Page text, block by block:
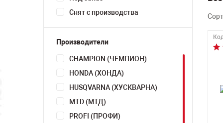
Снят с производства
Производители
CHAMPION (ЧЕМПИОН)
HONDA (ХОНДА)
HUSQVARNA (ХУСКВАРНА)
MTD (МТД)
PROFI (ПРОФИ)